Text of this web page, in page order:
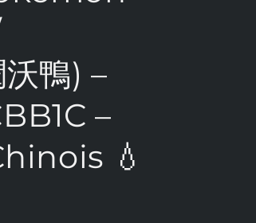
鴨) –
–
💧